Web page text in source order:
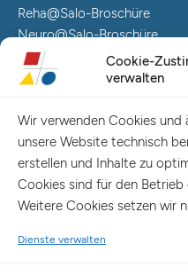
Cookie-
verwalten
Wir verwenden Cookies und
unsere Website technisch
erstellen und Inhalte zu
Cookies sind für den
Weitere Cookies setzen wir
Dienste verwalten
Reha@Salo-Broschüre
Neuro@Salo-Broschüre
AuReA@Salo-Broschüre
Spaldingstraße 57-59 /
20097 Hamburg
Telefon: +49 (0) 40 23916 –
E-Mail:info@salo-ag.de